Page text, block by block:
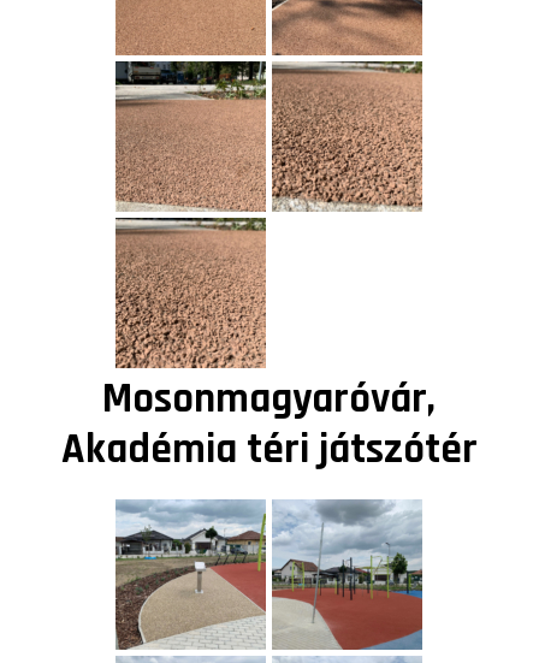
Mosonmagyaróvár,
Akadémia téri játszótér